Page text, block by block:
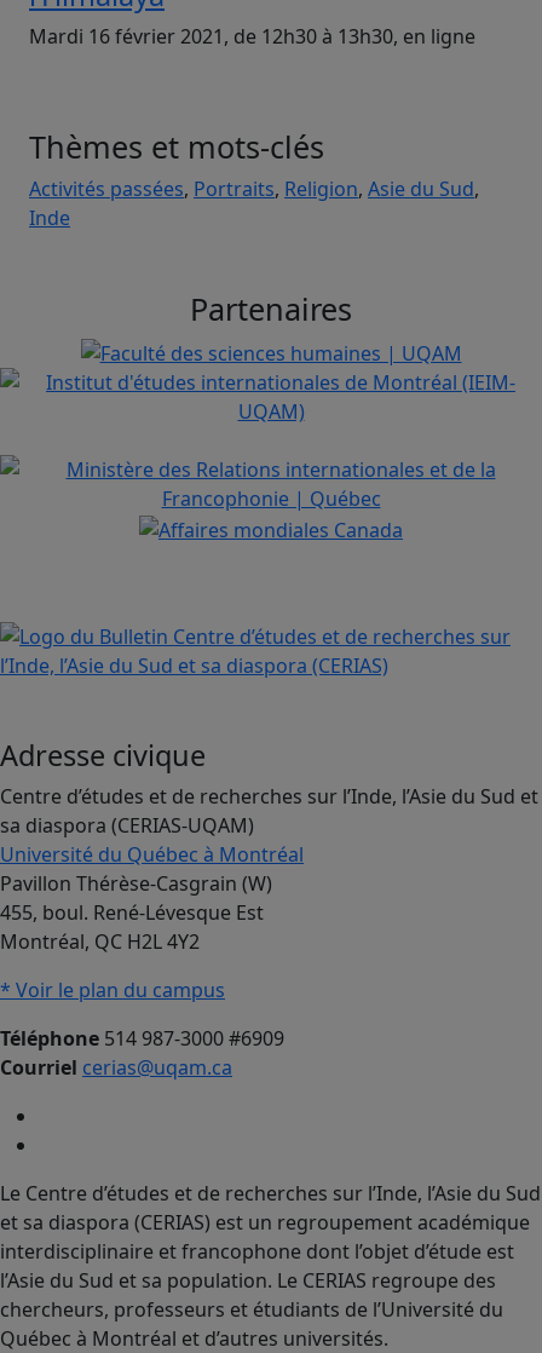
Mardi 16 février 2021, de 12h30 à 13h30, en ligne
Thèmes et mots-clés
Activités passées, Portraits, Religion, Asie du Sud,
Inde
Partenaires
Adresse civique
Centre d’études et de recherches sur l’Inde, l’Asie du Sud et
sa diaspora (CERIAS-UQAM)
Université du Québec à Montréal
Pavillon Thérèse-Casgrain (W)
455, boul. René-Lévesque Est
Montréal, QC H2L 4Y2
* Voir le plan du campus
Téléphone 514 987-3000 #6909
Courriel cerias@uqam.ca
Le Centre d’études et de recherches sur l’Inde, l’Asie du Sud
et sa diaspora (CERIAS) est un regroupement académique
interdisciplinaire et francophone dont l’objet d’étude est
l’Asie du Sud et sa population. Le CERIAS regroupe des
chercheurs, professeurs et étudiants de l’Université du
Québec à Montréal et d’autres universités.